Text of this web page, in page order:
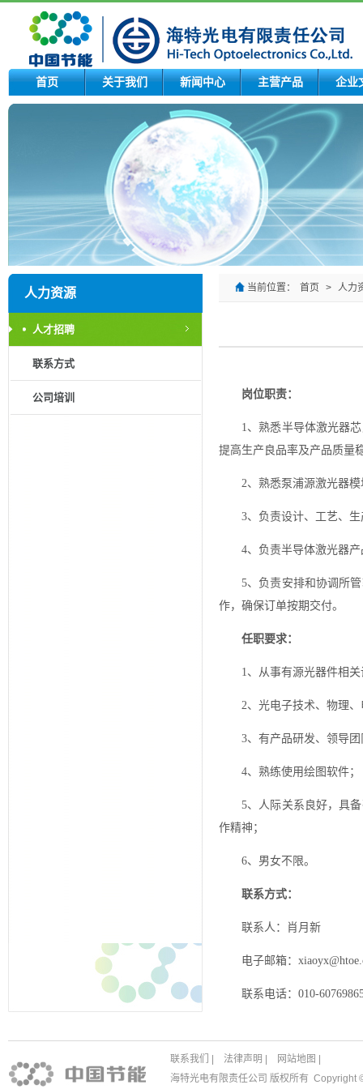
首页 关于我们 新闻中心 主营产品 企业
人力资源
人才招聘
联系方式
公司培训
当前位置： 首页 > 人力
岗位职责：
1、熟悉半导体激光器
提高生产良品率及产品质量
2、熟悉泵浦源激光器
3、负责设计、工艺、
4、负责半导体激光器
5、负责安排和协调所
作，确保订单按期交付。
任职要求：
1、从事有源光器件相
2、光电子技术、物理
3、有产品研发、领导
4、熟练使用绘图软件；
5、人际关系良好，具
作精神；
6、男女不限。
联系方式：
联系人：肖月新
电子邮箱：
联系电话：010-
联系我们 法律声明 网站地图
海特光电有限责任公司 版权所有